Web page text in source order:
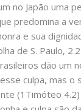
no Japão uma
predomina a
e sua
de S. Paulo,
dão um
culpa, mas o
(1Timóteo